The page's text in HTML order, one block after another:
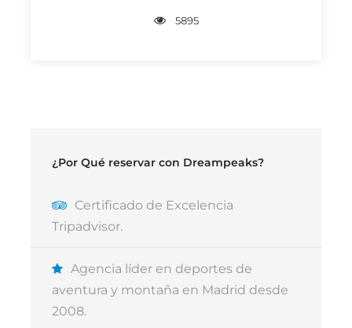
5895
¿Por Qué reservar con Dreampeaks?
Certificado de Excelencia
Tripadvisor.
Agencia líder en deportes de
aventura y montaña en Madrid desde
2008.
ORIENTACIÓN PARA COLEGIOS EN LA
SIERRA DE GUADARRAMA, MADRID,
ALUMNOS DE PRIMARIA, SECUNDARIA, ESO
O BACHILLERATO.